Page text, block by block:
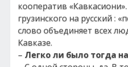
кооператив
грузинского на русский :
слово объединяет всех
Кавказе.
– Легко ли было тогда